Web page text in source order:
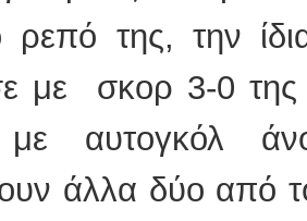
ρεπό της, την
με σκορ 3-0
με αυτογκόλ
άλλα δύο από